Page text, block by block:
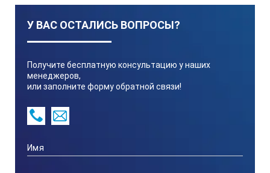
У ВАС ОСТАЛИСЬ ВОПРОСЫ?
Получите бесплатную консультацию у наших
менеджеров,
или заполните форму обратной связи!